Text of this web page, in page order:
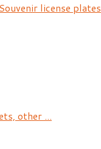
license plates
other ...